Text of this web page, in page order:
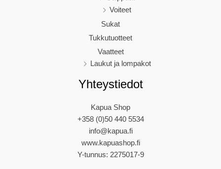
Voiteet
Sukat
Tukkutuotteet
Vaatteet
Laukut ja lompakot
Yhteystiedot
Kapua Shop
+358 (0)50 440 5534
info@kapua.fi
www.kapuashop.fi
Y-tunnus: 2275017-9